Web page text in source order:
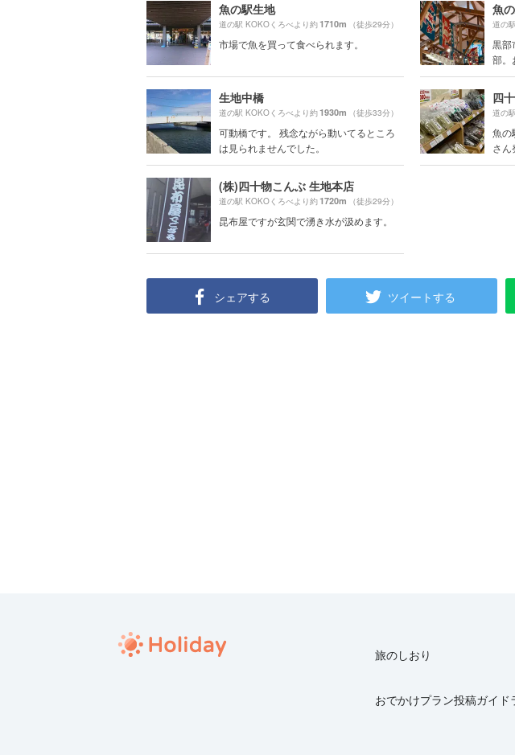
魚の駅生地
道の駅 KOKOくろべより約1710m （徒歩29分）
市場で魚を買って食べられます。
魚
道の
黒部
部。
生地中橋
道の駅 KOKOくろべより約1930m （徒歩33分）
可動橋です。 残念ながら動いてるところ
は見られませんでした。
四
道の
魚の
さん
(株)四十物こんぶ 生地本店
道の駅 KOKOくろべより約1720m （徒歩29分）
昆布屋ですが玄関で湧き水が汲めます。
シェアする ツイートする
旅のしおり
おでかけプラン投稿ガイド